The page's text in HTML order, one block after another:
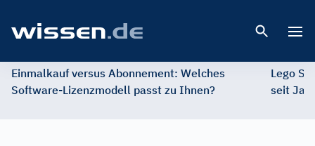
Einmalkauf versus Abonnement: Welches
Software-Lizenzmodell passt zu Ihnen?
Lego
seit